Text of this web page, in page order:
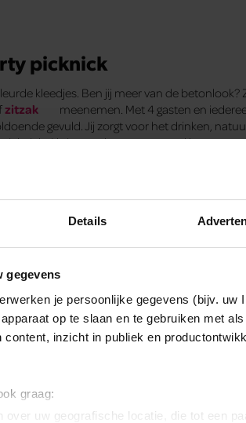
Details
gegevens
je persoonlijke gegevens (bijv. uw
op te slaan en te gebruiken met
content, inzicht in publiek en
graag:
over uw geografische locatie, die tot een
picknick
kleedjes. Ben jij meer van de betonlook?
zitzak
meenemen. Met 4 gasten en
gevuld. Jij zorgt voor het drinken,
Als iemand een vraag goed
blijft al het lekkers liggen waar het ligt.
De zomer leent zich immers goed voor
van wordt. Maar voor de drinkers gaat het als
in huis (rum, munt, grenadine, citrusfruit
jezelf in het maken van maximaal 3
je overzicht en betaal je je niet blauw aan
Leuk om te zien hoe smaken kunnen
die nieuwe buren. Je reputatie kan daarna